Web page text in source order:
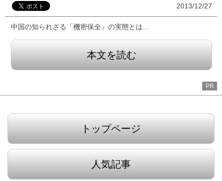
2013/12/27
中国の知られざる「機密保全」の実態とは…
本文を読む
PR
トップページ
人気記事